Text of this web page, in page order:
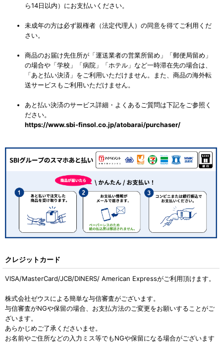
ら14日以内）にお支払いください。
未成年の方は必ず親権者（法定代理人）の同意を得てご利用くだ
さい。
商品のお届け先住所が「運送業者の営業所留め」「郵便局留め」
の場合や「学校」「病院」「ホテル」など一時滞在先の場合は、
「あと払い決済」をご利用いただけません。また、商品の海外転
送サービスもご利用いただけません。
あと払い決済のサービス詳細・よくあるご質問は下記をご参照く
ださい。
https://www.sbi-finsol.co.jp/atobarai/purchaser/
クレジットカード
VISA/MasterCard/JCB/DINERS/ American Expressがご利用頂けます。
株式会社ゼウスによる簡単な与信審査がございます。
与信審査がNGや保留の場合、お支払方法のご変更をお願いすることがご
ざいます。
あらかじめご了承くださいませ。
お名前やご住所などの入力ミス等でもNGや保留になる場合がございます